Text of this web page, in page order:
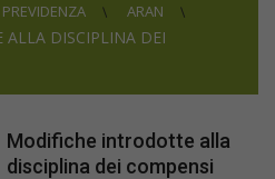
ARAN
ALLA DISCIPLINA DEI
Modifiche introdotte alla
disciplina dei compensi